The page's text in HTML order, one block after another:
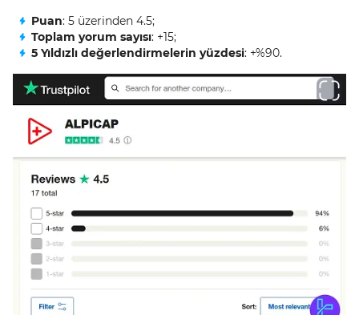
Puan: 5 üzerinden 4.5;
Toplam yorum sayısı: +15;
5 Yıldızlı değerlendirmelerin yüzdesi: +%90.